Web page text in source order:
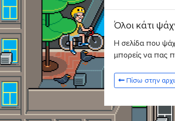
Όλοι κάτι
Η σελίδα που
μπορείς να πας
Πίσω στην